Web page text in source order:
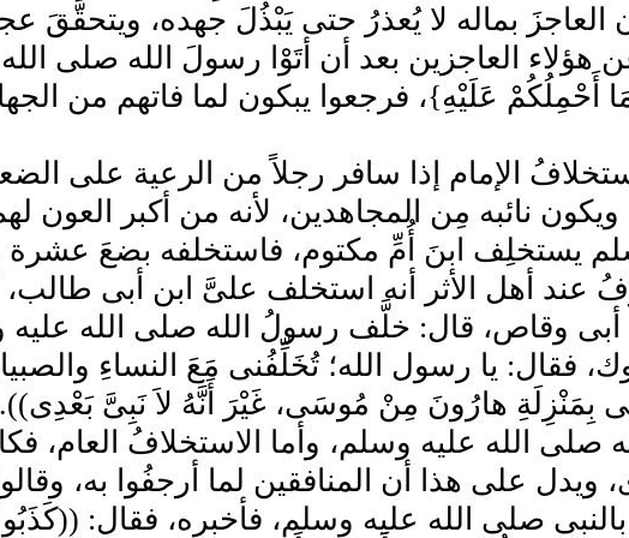
العاجزَ بماله لا يُعذرُ حتى يَبْذُلَ جهده، ويتحقَّقَ
هؤلاء العاجزين بعد أن أتَوْا رسولَ الله صلى
أَحْمِلُكُمْ عَلَيْهِ}، فرجعوا يبكون لما فاتهم من
الإمام إذا سافر رجلاً من الرعية على
ويكون نائبه مِن المجاهدين، لأنه من أكبر
يستخلِف ابنَ أُمِّ مكتوم، فاستخلفه بضعَ عشرة
عند أهل الأثر أنه استخلف علىَّ ابن أبى
وقاص، قال: خلَّف رسولُ الله صلى الله عليه
فقال: يا رسول الله؛ تُخَلِّفُنى مَعَ النساءِ
بِمَنْزِلَةِ هارُونَ مِنْ مُوسَى، غَيْرَ أَنَّهُ لاَ نَبِىَّ
صلى الله عليه وسلم، وأما الاستخلافُ العام،
ويدل على هذا أن المنافقين لما أرجفُوا به،
صلى الله عليه وسلم، فأخبره، فقال: